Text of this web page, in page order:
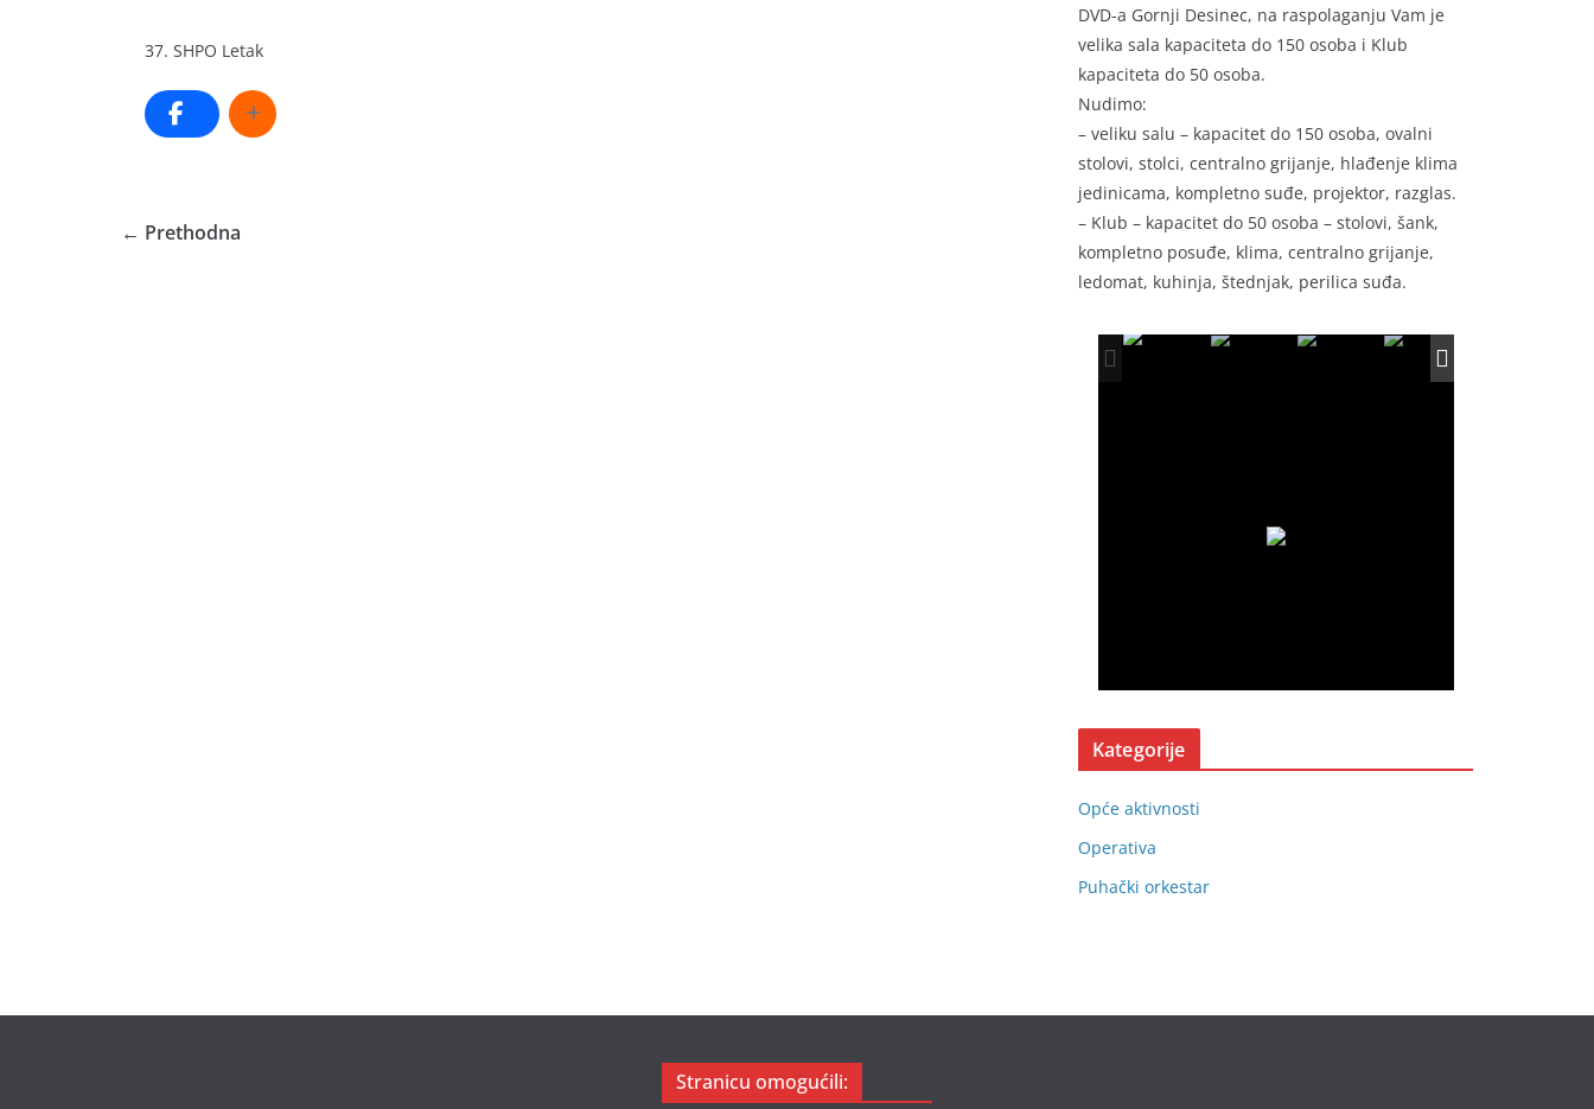
37. SHPO Letak
← Prethodna
DVD-a Gornji Desinec, na raspolaganju Vam je
velika sala kapaciteta do 150 osoba i Klub
kapaciteta do 50 osoba.
Nudimo:
– veliku salu – kapacitet do 150 osoba, ovalni
stolovi, stolci, centralno grijanje, hlađenje klima
jedinicama, kompletno suđe, projektor, razglas.
– Klub – kapacitet do 50 osoba – stolovi, šank,
kompletno posuđe, klima, centralno grijanje,
ledomat, kuhinja, štednjak, perilica suđa.
Kategorije
Opće aktivnosti
Operativa
Puhački orkestar
Stranicu omogućili: